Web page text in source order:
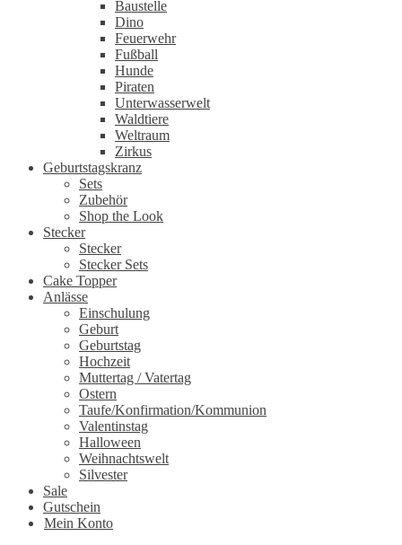
Baustelle
Dino
Feuerwehr
Fußball
Hunde
Piraten
Unterwasserwelt
Waldtiere
Weltraum
Zirkus
Geburtstagskranz
Sets
Zubehör
Shop the Look
Stecker
Stecker
Stecker Sets
Cake Topper
Anlässe
Einschulung
Geburt
Geburtstag
Hochzeit
Muttertag / Vatertag
Ostern
Taufe/Konfirmation/Kommunion
Valentinstag
Halloween
Weihnachtswelt
Silvester
Sale
Gutschein
Mein Konto